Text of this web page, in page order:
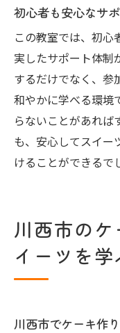
初心者も安心なサ
この教室では、初
実したサポート体制
するだけでなく、参
和やかに学べる環境
らないことがあれば
も、安心してスイー
けることができるで
川西市の
イーツを学
川西市でケーキ作